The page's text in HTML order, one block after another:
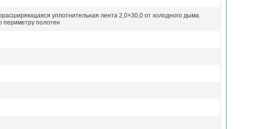
уплотнительная лента 2,0×30,0 от холодного дыма.
периметру полотен